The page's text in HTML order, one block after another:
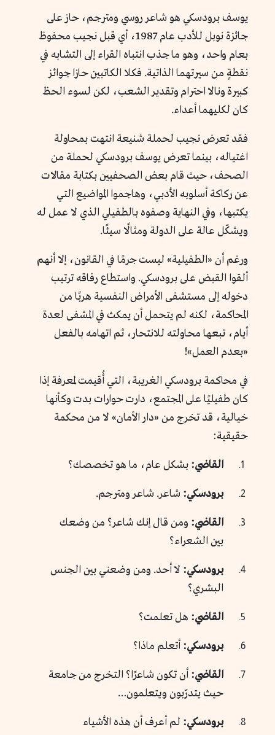
يوسف برودسكي هو شاعر روسي ومترجم، حاز على
جائزة نوبل للأدب عام 1987، أي قبل نجيب محفوظ
بعام واحد، وهو ما جذب انتباه القراء إلى التشابه في
نقطةٍ من سيرتهما الذاتية. فكلا الكاتبين حازا جوائز
كبيرة ونالا احترام وتقدير الشعب، لكن لسوء الحظ
كان لكليهما أعداء.
فقد تعرض نجيب لحملة شنيعة انتهت بمحاولة
اغتياله، بينما تعرض يوسف برودسكي لحملة من
الصحف، حيث قام بعض الصحفيين بكتابة مقالات
عن ركاكة أسلوبه الأدبي، وهاجموا المواضيع التي
يكتبها، وفي النهاية وصفوه بالطفيلي الذي لا عمل له
ويشكّل عالة على الدولة ومثالًا سيئًا.
ورغم أن «الطفيلية» ليست جرمًا في القانون، إلا أنهم
ألقوا القبض على برودسكي. واستطاع رفاقه ترتيب
دخوله إلى مستشفى الأمراض النفسية هربًا من
المحاكمة، لكنه لم يتحمل أن يمكث في المشفى لعدة
أيام، تبعها محاولته للانتحار، ثم اتهامه بالفعل
«بعدم العمل»!
في محاكمة برودسكي الغريبة، التي أُقيمت لمعرفة إذا
كان طفيليًا على المجتمع، دارت حوارات بدت وكأنها
خيالية، قد تخرج من «دار الأمان» لا من محكمة
حقيقية:
القاضي: بشكل عام، ما هو تخصصك؟
برودسكي: شاعر. شاعر ومترجم.
القاضي: ومن قال إنك شاعر؟ من وضعك
بين الشعراء؟
برودسكي: لا أحد. ومن وضعني بين الجنس
البشري؟
القاضي: هل تعلمت؟
برودسكي: أتعلم ماذا؟
القاضي: أن تكون شاعرًا؟ التخرج من جامعة
حيث يتدرّبون ويتعلمون…
برودسكي: لم أعرف أن هذه الأشياء